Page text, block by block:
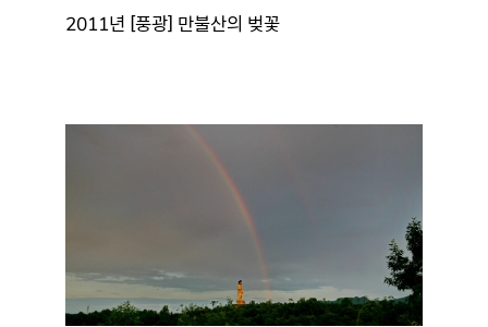
2011년 [풍광] 만불산의 벚꽃